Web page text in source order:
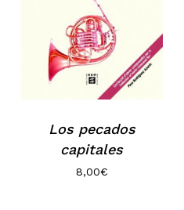
No hay
Los pecados
capitales
8,00€